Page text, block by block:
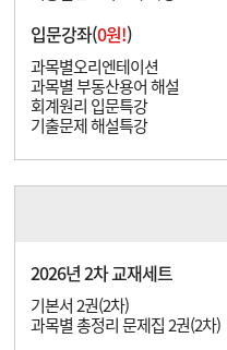
입문강좌(0원!)
과목별오리엔테이션
과목별 부동산용어 해설
회계원리 입문특강
기출문제 해설특강
2026년 2차 교재세트
기본서 2권(2차)
과목별 총정리 문제집 2권(2차)